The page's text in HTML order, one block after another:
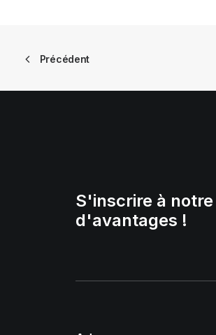
Précédent
S'inscrire à
d'avantages !